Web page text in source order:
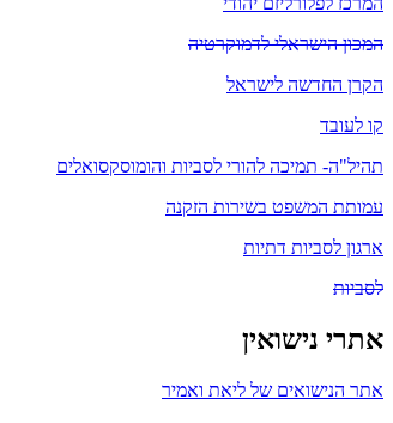
המכון הישראלי לדמוקרטיה
הקרן החדשה לישראל
קו לעובד
תהיל"ה- תמיכה להורי לסביות והומוסקסואלים
עמותת המשפט בשירות הזקנה
ארגון לסביות דתיות
לסביות
אתרי נישואין
אתר הנישואים של ליאת ואמיר